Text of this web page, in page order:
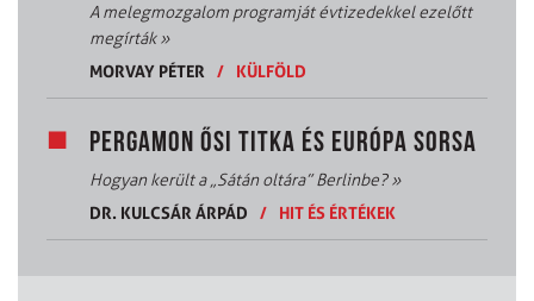
A melegmozgalom programját évtizedekkel ezelőtt
megírták»
MORVAY PÉTER
/ KÜLFÖLD
PERGAMON ŐSI TITKA ÉS EURÓPA SORSA
Hogyan került a „Sátán oltára” Berlinbe?»
DR. KULCSÁR ÁRPÁD
/ HIT ÉS ÉRTÉKEK